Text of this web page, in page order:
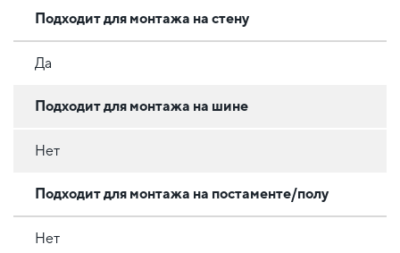
Подходит для монтажа на стену
Да
Подходит для монтажа на шине
Нет
Подходит для монтажа на постаменте/полу
Нет